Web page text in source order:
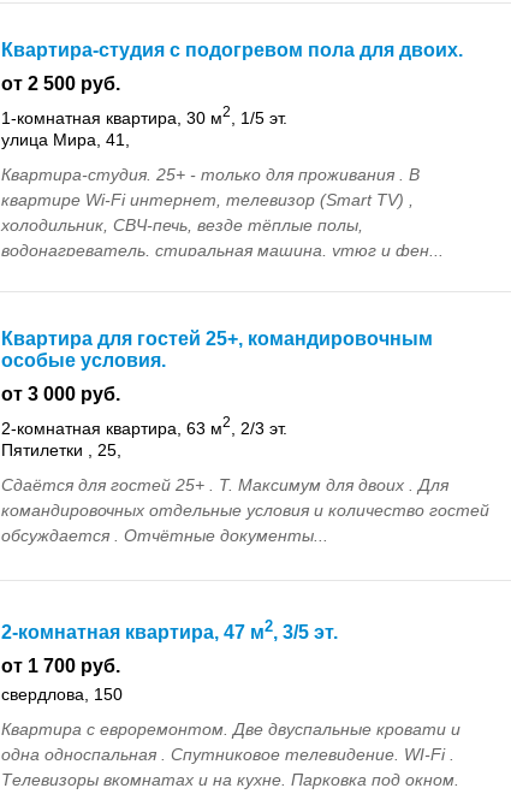
Квартира-студия с подогревом пола для двоих.
от 2 500 руб.
1-комнатная квартира, 30 м2
, 1/5 эт.
улица Мира, 41,
Квартира-студия. 25+ - только для проживания . В
квартире Wi-Fi интернет, телевизор (Smart TV) ,
холодильник, СВЧ-печь, везде тёплые полы,
водонагреватель, стиральная машина, утюг и фен...
Квартира для гостей 25+, командировочным
особые условия.
от 3 000 руб.
2-комнатная квартира, 63 м2
, 2/3 эт.
Пятилетки , 25,
Сдаётся для гостей 25+ . Т. Максимум для двоих . Для
командировочных отдельные условия и количество гостей
обсуждается . Отчётные документы...
2-комнатная квартира, 47 м2, 3/5 эт.
от 1 700 руб.
свердлова, 150
Квартира с евроремонтом. Две двуспальные кровати и
одна односпальная . Спутниковое телевидение. WI-Fi .
Телевизоры вкомнатах и на кухне. Парковка под окном.